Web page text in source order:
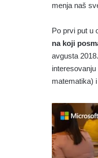
menja naš
Po prvi put u
na koji
avgusta
matematika)